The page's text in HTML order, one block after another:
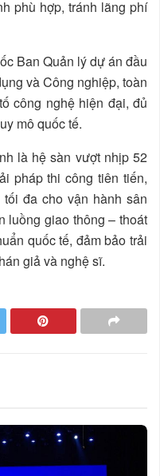
phù hợp, tránh lãng phí
Ban Quản lý dự án đầu
và Công nghiệp, toàn
công nghệ hiện đại, đủ
mô quốc tế.
là hệ sàn vượt nhịp 52
pháp thi công tiên tiến,
đa cho vận hành sân
luồng giao thông – thoát
quốc tế, đảm bảo trải
giả và nghệ sĩ.